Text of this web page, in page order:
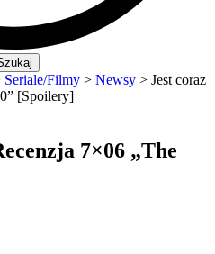
Seriale/Filmy > Newsy > Jest coraz
[Spoilery]
7×06 „The